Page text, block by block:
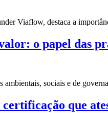
Viaflow, destaca a
o papel das
ambientais, sociais e de
que